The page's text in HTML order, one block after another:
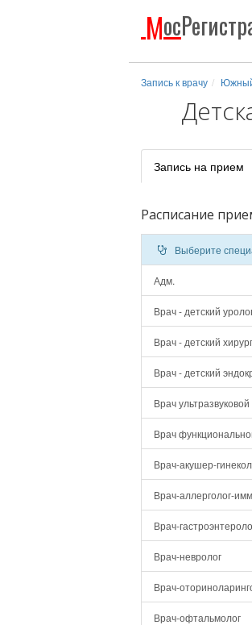
Мос
Запись к врачу
Запись на прием
Расписание
Выберите
Адм.
Врач - детский
Врач - детский хирург
Врач - детский
Врач ультразвуковой
Врач
Врач-акушер-
Врач-аллерголог-
Врач-
Врач-невролог
Врач-
Врач-офтальмолог